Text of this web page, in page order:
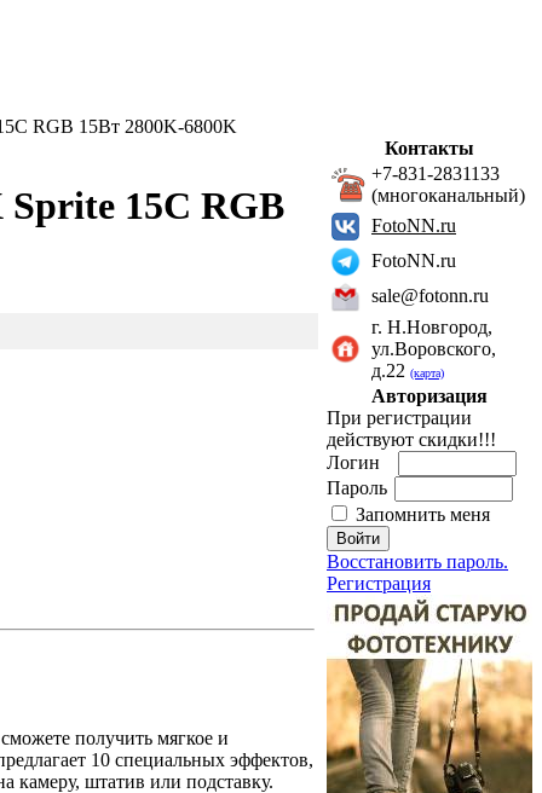
RGB 15Вт 2800K-6800K
15C RGB
получить мягкое и
10 специальных эффектов,
камеру, штатив или подставку.
Контакты
+7-831-2831133
(многоканальный)
FotoNN.ru
FotoNN.ru
sale@fotonn.ru
г. Н.Новгород,
ул.Воровского,
д.22 (карта)
Авторизация
При регистрации
действуют скидки!!!
Логин
Пароль
Запомнить меня
Восстановить пароль.
Регистрация